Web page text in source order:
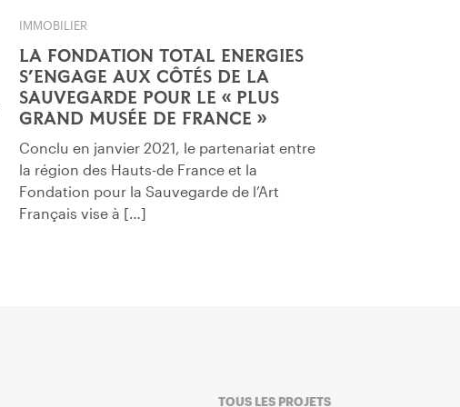
IMMOBILIER
LA FONDATION TOTAL ENERGIES
S’ENGAGE AUX CÔTÉS DE LA
SAUVEGARDE POUR LE « PLUS
GRAND MUSÉE DE FRANCE »
Conclu en janvier 2021, le partenariat entre
la région des Hauts-de France et la
Fondation pour la Sauvegarde de l’Art
Français vise à […]
TOUS LES PROJETS